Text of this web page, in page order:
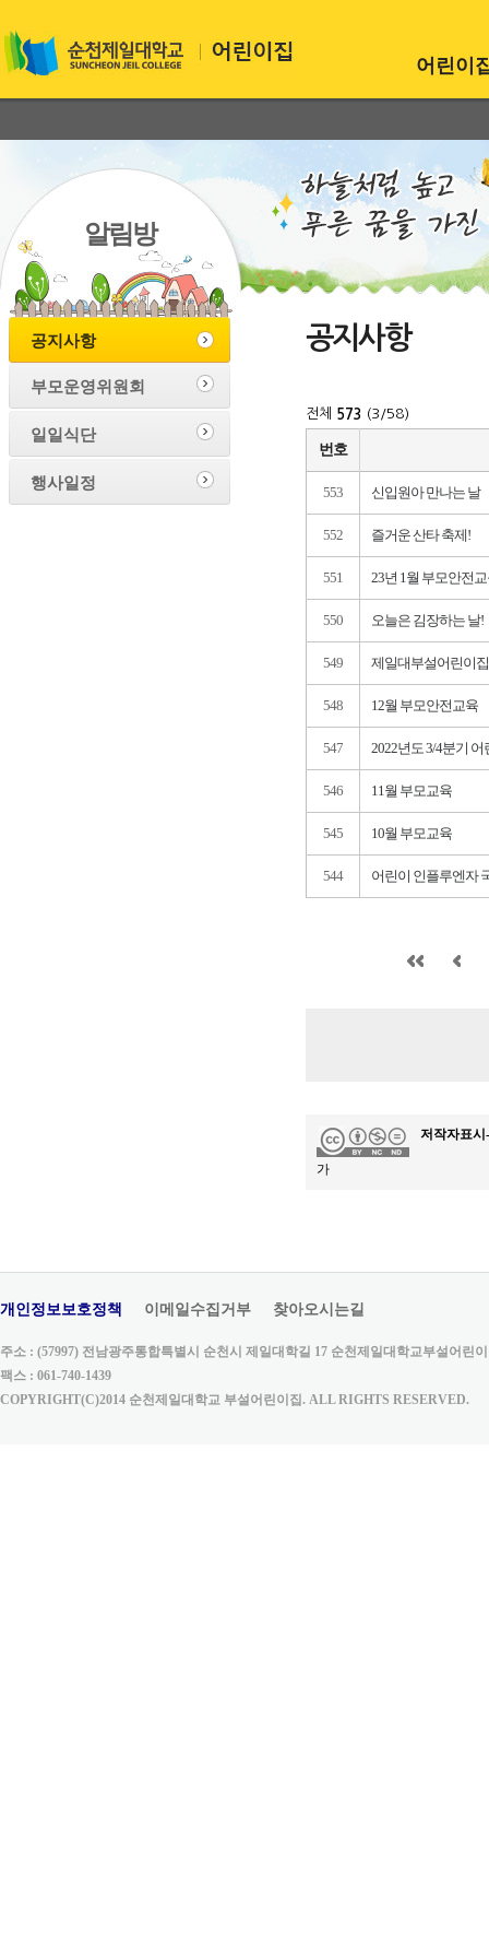
어린이
알림방
공지사항
부모운영위원회
일일식단
행사일정
공지사항
전체 573 (3/58)
번호
553 신입원아 만나는 날
552 즐거운 산타 축제!
551 23년 1월 부모안전
550 오늘은 김장하는 날!
549 제일대부설어린이
548 12월 부모안전교육
547 2022년도 3/4분기
546 11월 부모교육
545 10월 부모교육
544 어린이 인플루엔자
저작자표
가
개인정보보호정책 이메일수집거부 찾아오시는길
주소 : (57997) 전남광주통합특별시 순천시 제일대학길 17 순천제일대학교부설어린이
팩스 : 061-740-1439
COPYRIGHT(C)2014 순천제일대학교 부설어린이집. ALL RIGHTS RESERVED.